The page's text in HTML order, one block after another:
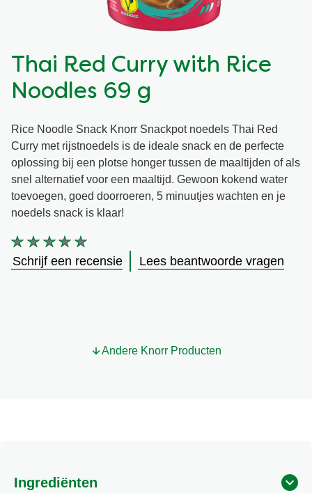
Ingrediënten
Gelegenheden
Groentewraps
Snackpots
Thai Red Curry with Rice
Noodles 69 g
Rice Noodle Snack Knorr Snackpot noedels Thai Red
Curry met rijstnoedels is de ideale snack en de perfecte
oplossing bij een plotse honger tussen de maaltijden of als
snel alternatief voor een maaltijd. Gewoon kokend water
toevoegen, goed doorroeren, 5 minuutjes wachten en je
noedels snack is klaar!
Geen
ingediend
Schrijf een recensie Lees beantwoorde vragen
Andere Knorr Producten
Ingrediënten